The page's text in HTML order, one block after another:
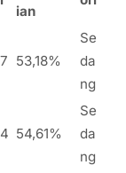
ian
53,18%
Se
da
ng
54,61%
Se
da
ng